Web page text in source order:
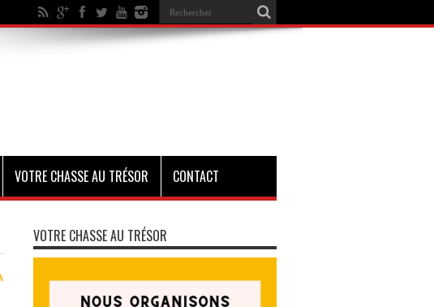
VOTRE CHASSE AU TRÉSOR CONTACT
VOTRE CHASSE AU TRÉSOR